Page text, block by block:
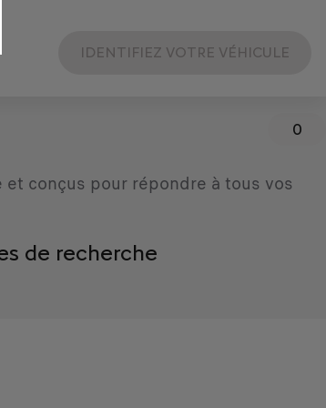
IDENTIFIEZ VOTRE VÉHICULE
0
conçus pour répondre à tous vos
de recherche